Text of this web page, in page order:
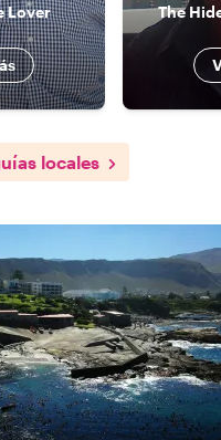
Lover The
locales